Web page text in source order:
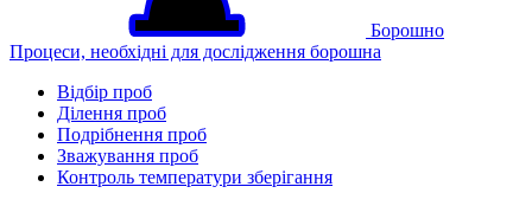
Борошно
Процеси, необхідні для дослідження борошна
Відбір проб
Ділення проб
Подрібнення проб
Зважування проб
Контроль температури зберігання